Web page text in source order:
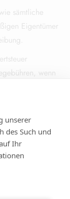
sämtliche
Eigentümer
wenn
ursprünglichen
unserer
des Such und
Ihr